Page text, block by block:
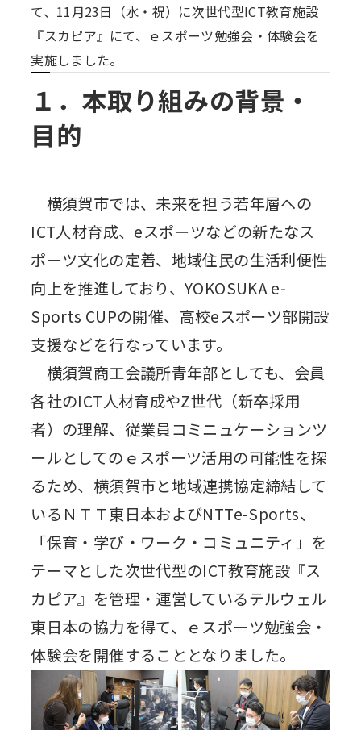
て、11月23日（水・祝）に次世代型ICT教育施設
『スカピア』にて、ｅスポーツ勉強会・体験会を
実施しました。
１．本取り組みの背景・
目的
横須賀市では、未来を担う若年層への
ICT人材育成、eスポーツなどの新たなス
ポーツ文化の定着、地域住民の生活利便性
向上を推進しており、YOKOSUKA e-
Sports CUPの開催、高校eスポーツ部開設
支援などを行なっています。
横須賀商工会議所青年部としても、会員
各社のICT人材育成やZ世代（新卒採用
者）の理解、従業員コミニュケーションツ
ールとしてのｅスポーツ活用の可能性を探
るため、横須賀市と地域連携協定締結して
いるＮＴＴ東日本およびNTTe-Sports、
「保育・学び・ワーク・コミュニティ」を
テーマとした次世代型のICT教育施設『ス
カピア』を管理・運営しているテルウェル
東日本の協力を得て、ｅスポーツ勉強会・
体験会を開催することとなりました。